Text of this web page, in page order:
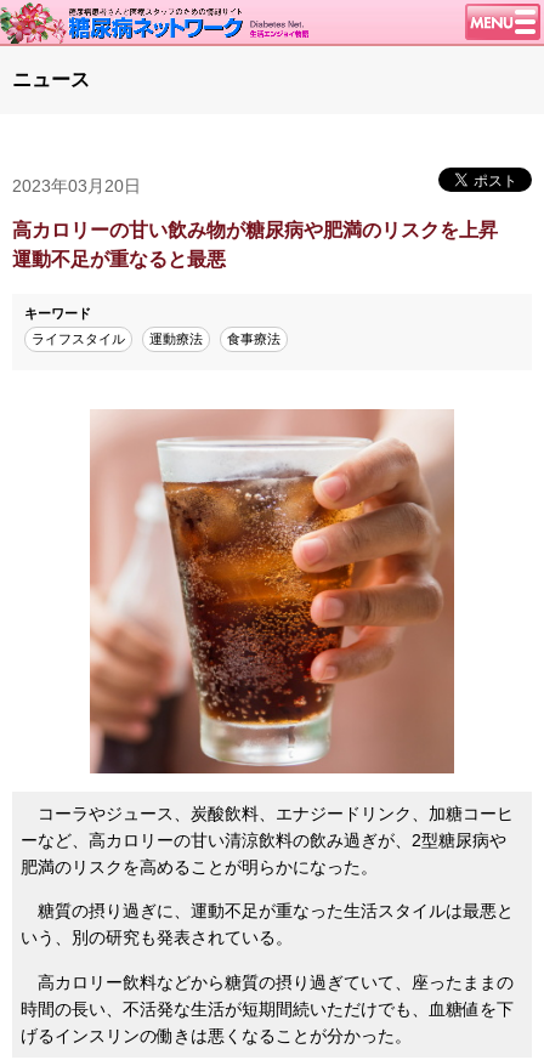
談話室BBS
糖尿病のきほん
特集・連載
腎臓の健康道
インスリンポンプ
特集・連載 一覧へ
ニュース
2023年03月20日
高カロリーの甘い飲み物が糖尿病や肥満のリスクを上昇
運動不足が重なると最悪
キーワード
ライフスタイル
運動療法 食事療法
コーラやジュース、炭酸飲料、エナジードリンク、加糖コーヒ
ーなど、高カロリーの甘い清涼飲料の飲み過ぎが、2型糖尿病や
肥満のリスクを高めることが明らかになった。
糖質の摂り過ぎに、運動不足が重なった生活スタイルは最悪と
いう、別の研究も発表されている。
高カロリー飲料などから糖質の摂り過ぎていて、座ったままの
時間の長い、不活発な生活が短期間続いただけでも、血糖値を下
げるインスリンの働きは悪くなることが分かった。